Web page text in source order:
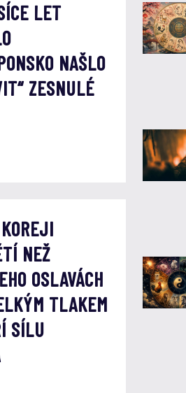
LET
NAŠLO
ZESNULÉ
NEŽ
OSLAVÁCH
TLAKEM
SÍLU